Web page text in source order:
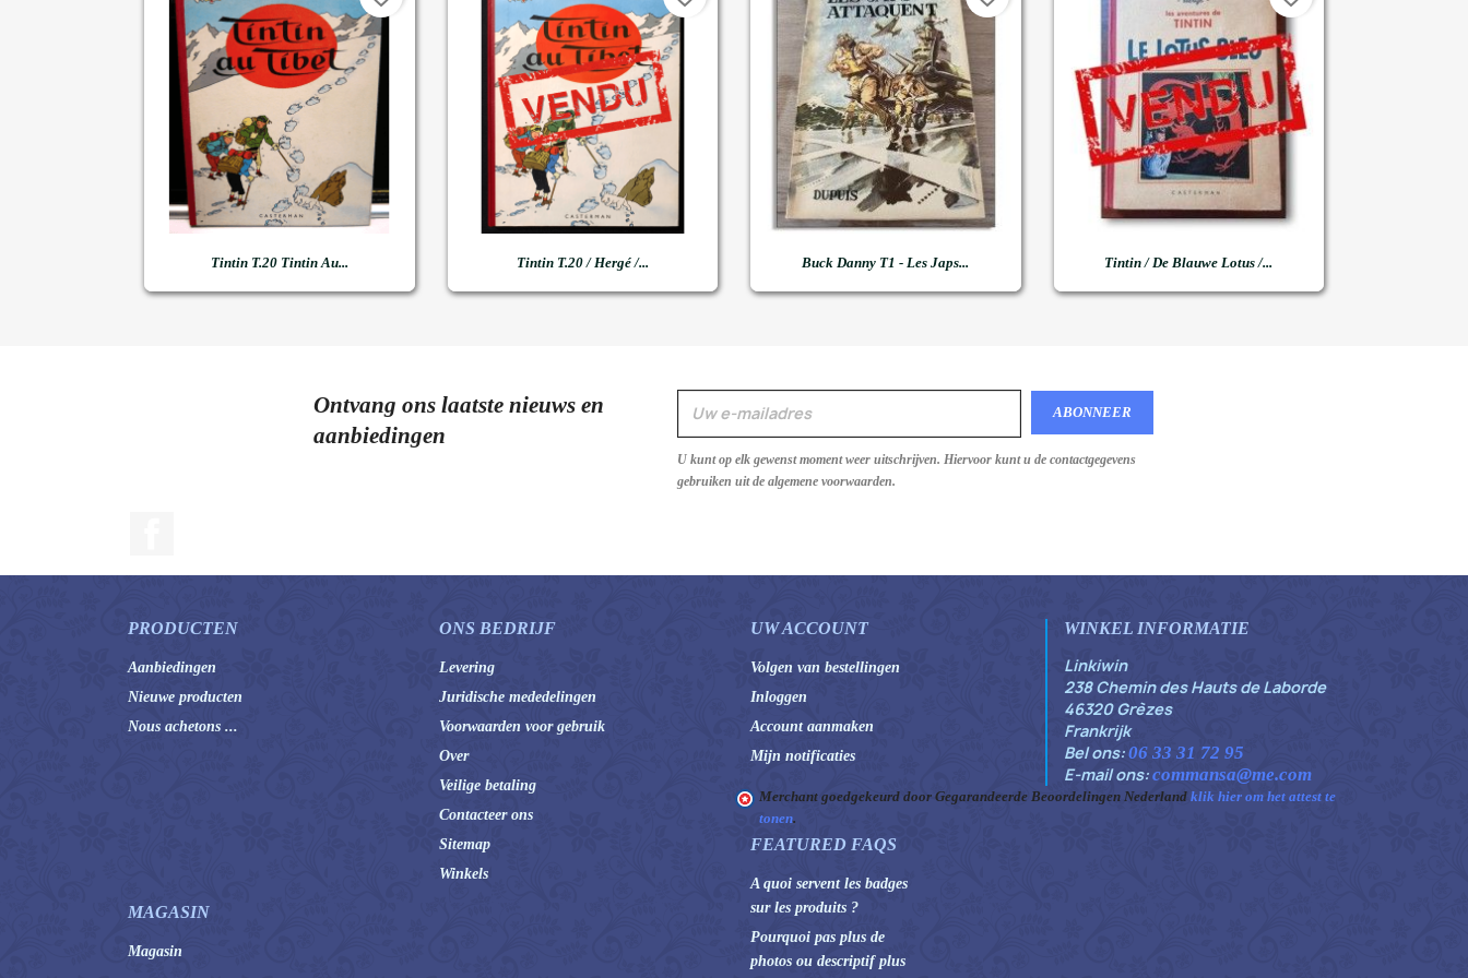
 Snel bekijken
Tintin T.20 Tintin Au...  Snel bekijken
Tintin T.20 / Hergé /...  Snel bekijken
Buck Danny T1 - Les Japs... Snel bekijken
Tintin / De Blauwe Lotus /...
Ontvang ons laatste nieuws en
aanbiedingen
U kunt op elk gewenst moment weer uitschrijven. Hiervoor kunt u de contactgegevens
gebruiken uit de algemene voorwaarden.
PRODUCTEN
Aanbiedingen
Nieuwe producten
Nous achetons ...
ONS BEDRIJF
Levering
Juridische mededelingen
Voorwaarden voor gebruik
Over
Veilige betaling
Contacteer ons
Sitemap
Winkels
MAGASIN
Magasin
UW ACCOUNT
Volgen van bestellingen
Inloggen
Account aanmaken
Mijn notificaties
WINKEL INFORMATIE
Linkiwin
238 Chemin des Hauts de Laborde
46320 Grèzes
Frankrijk
Bel ons:06 33 31 72 95
E-mail ons:commansa@me.com
Merchant goedgekeurd door Gegarandeerde Beoordelingen Nederland klik hier om het attest te
tonen.
FEATURED FAQS
A quoi servent les badges
sur les produits ?
Pourquoi pas plus de
photos ou descriptif plus